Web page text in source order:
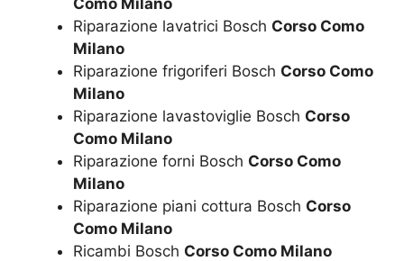
Riparazione lavatrici Bosch Corso Como
Milano
Riparazione frigoriferi Bosch Corso Como
Milano
Riparazione lavastoviglie Bosch Corso
Como Milano
Riparazione forni Bosch Corso Como
Milano
Riparazione piani cottura Bosch Corso
Como Milano
Ricambi Bosch Corso Como Milano